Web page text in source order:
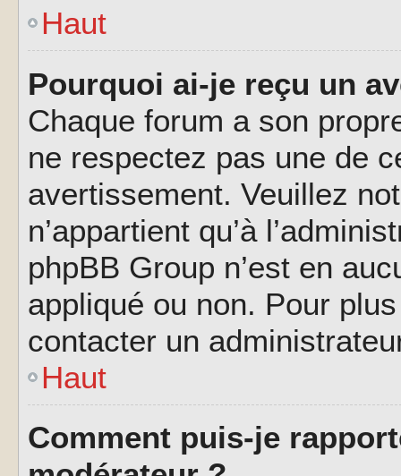
Haut
Pourquoi ai-je reçu un
Chaque forum a son
ne respectez pas une de
avertissement. Veuillez
n’appartient qu’à
phpBB Group n’est en
appliqué ou non. Pour
contacter un
Haut
Comment puis-je